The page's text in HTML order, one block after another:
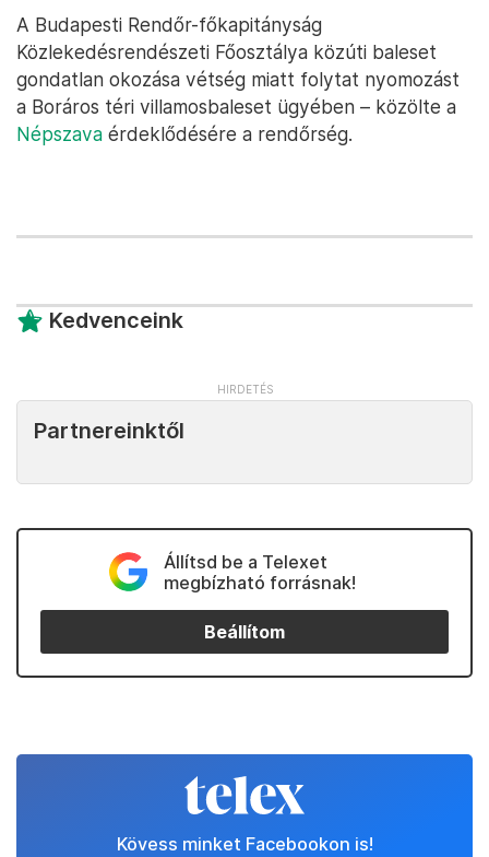
A Budapesti Rendőr-főkapitányság
Közlekedésrendészeti Főosztálya közúti baleset
gondatlan okozása vétség miatt folytat nyomozást
a Boráros téri villamosbaleset ügyében – közölte a
Népszava érdeklődésére a rendőrség.
Kedvenceink
Partnereinktől
Állítsd be a Telexet
megbízható forrásnak!
Beállítom
Kövess minket Facebookon is!